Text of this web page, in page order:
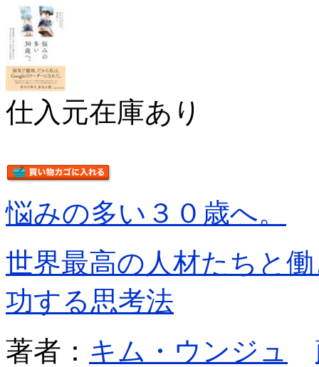
仕入元在庫あり
悩みの多い３０歳へ。
世界最高の人材たちと
功する思考法
著者： キム・ウンジュ